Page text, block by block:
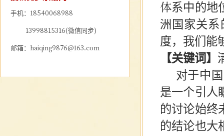
手机：18540068988
13998815316(微信同步)
邮箱：haiqing9876@163.com
体系中的地
洲国家关系
度，我们能
【关键词】
对于中
是一个引人
的讨论始终
的结论也大